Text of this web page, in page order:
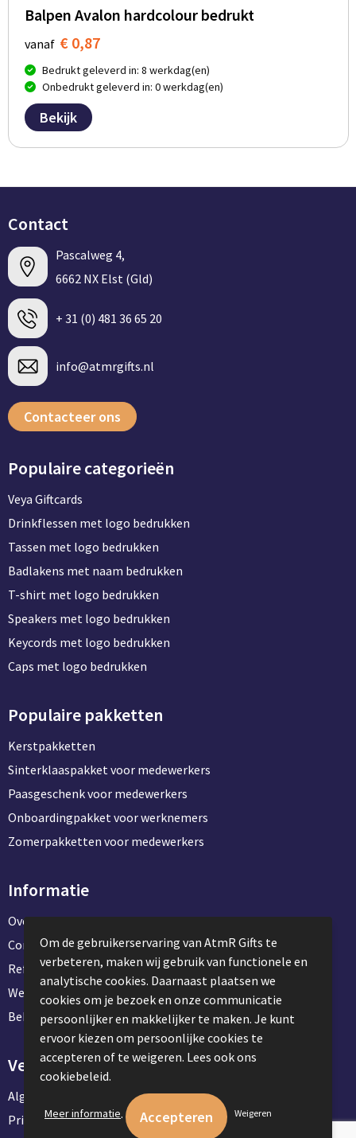
Balpen Avalon hardcolour bedrukt
vanaf € 0,87
Bedrukt geleverd in: 8 werkdag(en)
Onbedrukt geleverd in: 0 werkdag(en)
Bekijk
Contact
Pascalweg 4,
6662 NX Elst (Gld)
+ 31 (0) 481 36 65 20
info@atmrgifts.nl
Contacteer ons
Populaire categorieën
Veya Giftcards
Drinkflessen met logo bedrukken
Tassen met logo bedrukken
Badlakens met naam bedrukken
T-shirt met logo bedrukken
Speakers met logo bedrukken
Keycords met logo bedrukken
Caps met logo bedrukken
Populaire pakketten
Kerstpakketten
Sinterklaaspakket voor medewerkers
Paasgeschenk voor medewerkers
Onboardingpakket voor werknemers
Zomerpakketten voor medewerkers
Informatie
Over ons
Contact en klantenservice
Referentie projecten
Werken & stage bij AtmR Gifts
Bekijk kantoorbenodigdheden
Veilig winkelen
Algemene voorwaarden
Privacyverklaring
Om de gebruikerservaring van AtmR Gifts te
verbeteren, maken wij gebruik van functionele en
analytische cookies. Daarnaast plaatsen we
cookies om je bezoek en onze communicatie
persoonlijker en makkelijker te maken. Je kunt
ervoor kiezen om persoonlijke cookies te
accepteren of te weigeren. Lees ook ons
cookiebeleid.
Meer informatie. Weigeren